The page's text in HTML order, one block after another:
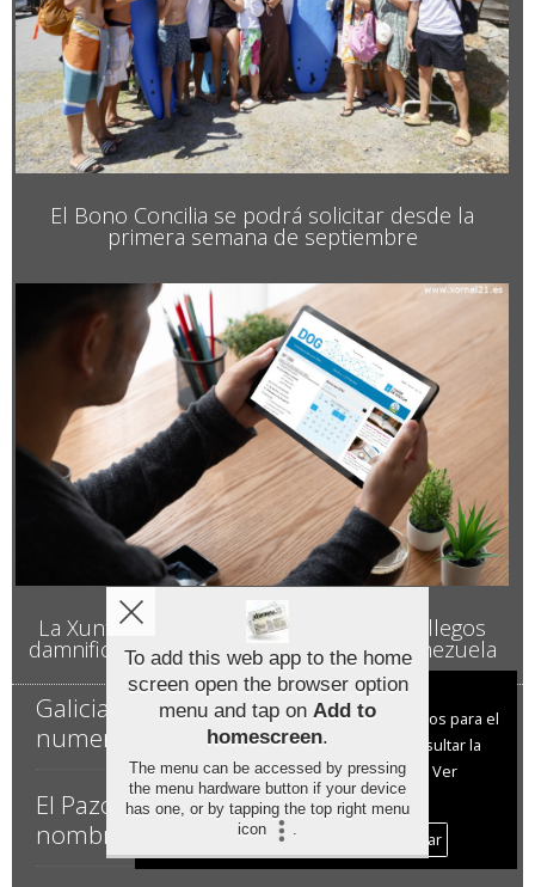
El Bono Concilia se podrá solicitar desde la
primera semana de septiembre
La Xunta destina 500.000 euros a los gallegos
damnificados por los terremotos de Venezuela
Galicia bate récord con 32.750 familias
numerosas, un 4,9% más
El Pazo de Meirás deberá inscribirse ya a
nombre del Estado
Aviso sobre el Uso de cookies:
Utilizamos cookies nuestras y de terceros para el
funcionamiento del digital. Puedes consultar la
lista de cookies y como desconectarlas.
Ver
nuestra Política de Privacidad y Cookies
Aceptar Cookies
Personalizar
To add this web app to the home
screen open the browser option
menu and tap on Add to
homescreen.
The menu can be accessed by pressing
the menu hardware button if your device
has one, or by tapping the top right menu
icon
.